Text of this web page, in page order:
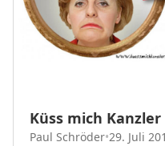
Küss mich Kanzler
Paul Schröder•29. Juli